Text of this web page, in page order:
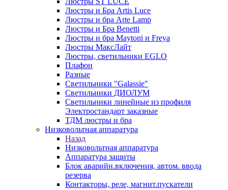
Люстры и Бра Artis Luce
Люстры и бра Arte Lamp
Люстры и Бра Benetti
Люстры и бра Maytoni и Freya
Люстры МаксЛайт
Люстры, светильники EGLO
Плафон
Разные
Светильники "Galassie"
Светильники ДИОЛУМ
Светильники линейные из профиля
Электростандарт заказные
ТДМ люстры и бра
Низковольтная аппаратура
Назад
Низковольтная аппаратура
Аппаратура защиты
Блок аварийн.включения, автом. ввода
резерва
Контакторы, реле, магнит.пускатели